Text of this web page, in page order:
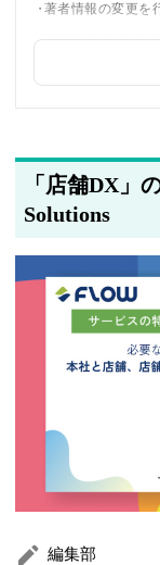
著者情報の変更を
「店舗DX」
Solutions
編集部